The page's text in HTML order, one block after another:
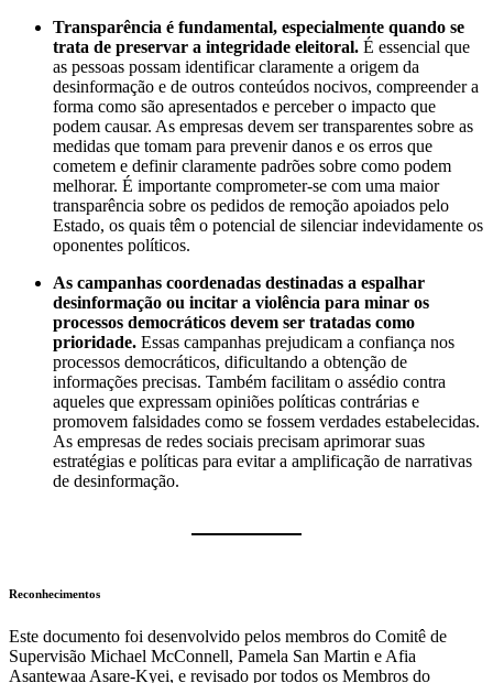
Transparência é fundamental, especialmente quando se
trata de preservar a integridade eleitoral. É essencial que
as pessoas possam identificar claramente a origem da
desinformação e de outros conteúdos nocivos, compreender a
forma como são apresentados e perceber o impacto que
podem causar. As empresas devem ser transparentes sobre as
medidas que tomam para prevenir danos e os erros que
cometem e definir claramente padrões sobre como podem
melhorar. É importante comprometer-se com uma maior
transparência sobre os pedidos de remoção apoiados pelo
Estado, os quais têm o potencial de silenciar indevidamente os
oponentes políticos.
As campanhas coordenadas destinadas a espalhar
desinformação ou incitar a violência para minar os
processos democráticos devem ser tratadas como
prioridade. Essas campanhas prejudicam a confiança nos
processos democráticos, dificultando a obtenção de
informações precisas. Também facilitam o assédio contra
aqueles que expressam opiniões políticas contrárias e
promovem falsidades como se fossem verdades estabelecidas.
As empresas de redes sociais precisam aprimorar suas
estratégias e políticas para evitar a amplificação de narrativas
de desinformação.
Reconhecimentos
Este documento foi desenvolvido pelos membros do Comitê de
Supervisão Michael McConnell, Pamela San Martin e Afia
Asantewaa Asare-Kyei, e revisado por todos os Membros do